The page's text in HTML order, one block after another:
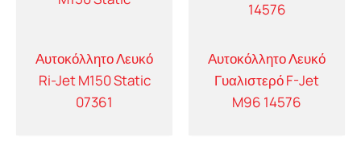
Αυτοκόλλητο Λευκό
Ri-Jet M150 Static
07361
Αυτοκόλλητο Λευκό
Γυαλιστερό F-Jet
M96 14576